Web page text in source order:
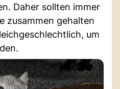
Daher sollten immer
zusammen gehalten
um